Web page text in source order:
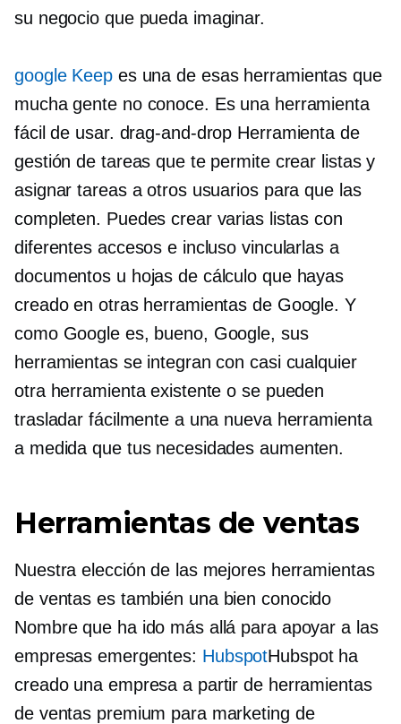
su negocio que pueda imaginar.
google Keepes una de esas herramientas que
mucha gente no conoce. Es una herramienta
fácil de usar. drag-and-drop Herramienta de
gestión de tareas que te permite crear listas y
asignar tareas a otros usuarios para que las
completen. Puedes crear varias listas con
diferentes accesos e incluso vincularlas a
documentos u hojas de cálculo que hayas
creado en otras herramientas de Google. Y
como Google es, bueno, Google, sus
herramientas se integran con casi cualquier
otra herramienta existente o se pueden
trasladar fácilmente a una nueva herramienta
a medida que tus necesidades aumenten.
Herramientas de ventas
Nuestra elección de las mejores herramientas
de ventas es también una bien conocido
Nombre que ha ido más allá para apoyar a las
empresas emergentes: HubspotHubspot ha
creado una empresa a partir de herramientas
de ventas premium para marketing de